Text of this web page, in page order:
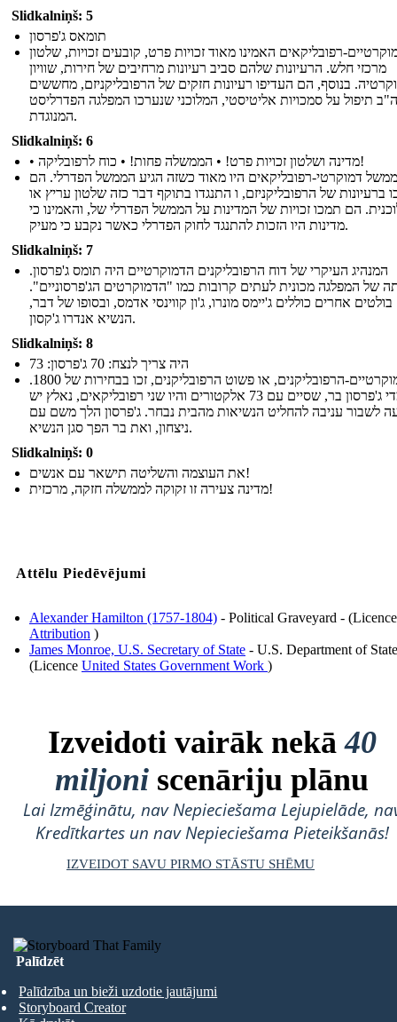
Slidkalniņš: 5
תומאס ג'פרסון
רפובליקאים האמינו מאוד זכויות פרט, קובעים זכויות, שלטון
מרכזי חלש. הרעיונות שלהם סביב רעיונות מרחיבים של חירות, שוויון
בנוסף, הם העדיפו רעיונות חזקים של הרפובליקניזם, מחששים
תיפול על סמכויות אליטיסטי, המלוכני שנערכו המפלגה הפדרליסט
המנוגדת.
Slidkalniņš: 6
• מדינה ושלטון זכויות פרט! • הממשלה פחות! • כוח לרפובליקה!
דמוקרטי-רפובליקאים היו מאוד כשזה הגיע הממשל הפדרלי. הם
ברעיונות של הרפובליקניזם, ו התנגדו בתוקף דבר כזה שלטון עריץ או
הם תמכו זכויות של המדינות על הממשל הפדרלי של, והאמינו כי
מדינות היו הזכות להתנגד לחוק הפדרלי כאשר נקבע כי מעיק.
Slidkalniņš: 7
המנהיג העיקרי של דוח הרפובליקנים הדמוקרטיים היה תומס ג'פרסון.
של המפלגה מכונית לעתים קרובות כמו "הדמוקרטים הג'פרסוניים".
אחרים כוללים ג'יימס מונרו, ג'ון קווינסי אדמס, ובסופו של דבר,
הנשיא אנדרו ג'קסון.
Slidkalniņš: 8
היה צריך לנצח: 70 ג'פרסון: 73
הדמוקרטיים-הרפובליקנים, או פשוט הרפובליקנים, זכו בבחירות של 1800.
מועמדי ג'פרסון בר, שסיים עם 73 אלקטורים והיו שני רפובליקאים, נאלץ יש
לשבור עניבה להחליט הנשיאות מהבית נבחר. ג'פרסון הלך משם עם
ניצחון, ואת בר הפך סגן הנשיא.
Slidkalniņš: 0
את העוצמה והשליטה תישאר עם אנשים!
מדינה צעירה זו זקוקה לממשלה חזקה, מרכזית!
Attēlu Piedēvējumi
Alexander Hamilton (1757-1804) - Political Graveyard - (Licence
Attribution )
James Monroe, U.S. Secretary of State - U.S. Department of
(Licence United States Government Work )
Izveidoti vairāk nekā40
miljoni scenāriju plānu
Lai Izmēģinātu, nav Nepieciešama Lejupielāde,
Kredītkartes un nav Nepieciešama Pieteikšanās!
IZVEIDOT SAVU PIRMO STĀSTU SHĒMU
Palīdzēt
Palīdzība un bieži uzdotie jautājumi
Storyboard Creator